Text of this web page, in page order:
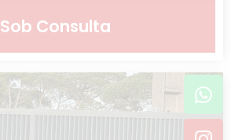
Sob Consulta